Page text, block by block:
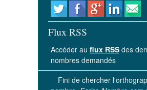
Flux RSS
Accéder au flux RSS des
nombres demandés
Fini de chercher